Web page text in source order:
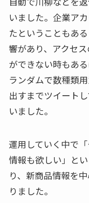
いました。企業ア
たということもあ
響があり、アクセ
ができない時もあ
ランダムで数種類
出すまでツイート
いました。
運用していく中で
情報も欲しい」と
り、新商品情報を
りました。